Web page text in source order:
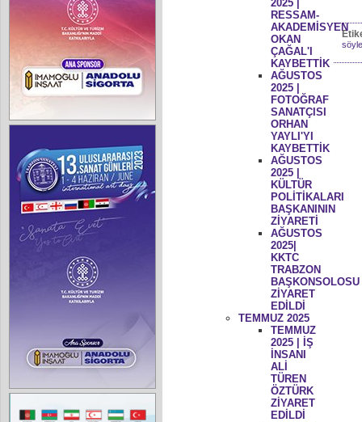
2025 |
RESSAM-
AKADEMİSYEN
OKAN
ÇAĞAL'I
KAYBETTİK
AĞUSTOS
2025 |
FOTOĞRAF
SANATÇISI
ORHAN
YAYLI'YI
KAYBETTİK
AĞUSTOS
2025 |
KÜLTÜR
POLİTİKALARI
BAŞKANININ
ZİYARETİ
AĞUSTOS
2025|
KKTC
TRABZON
BAŞKONSOLOSU
ZİYARET
EDİLDİ
TEMMUZ 2025
TEMMUZ
2025 | İŞ
İNSANI
ALİ
TÜREN
ÖZTÜRK
ZİYARET
EDİLDİ